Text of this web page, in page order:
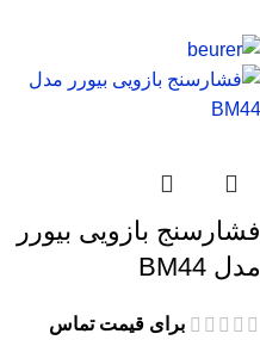
فشارسنج بازویی بیورر
مدل BM44
برای قیمت تماس